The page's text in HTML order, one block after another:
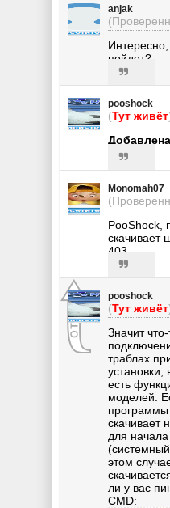
anjak
пойдет?
pooshock
(Тут живёт
Monomah07
PooShock,
скачивает
403
pooshock
(Тут живёт
Значит
траблах
есть
моделей.
программы
скачивает
для
этом
ли у вас
CMD: